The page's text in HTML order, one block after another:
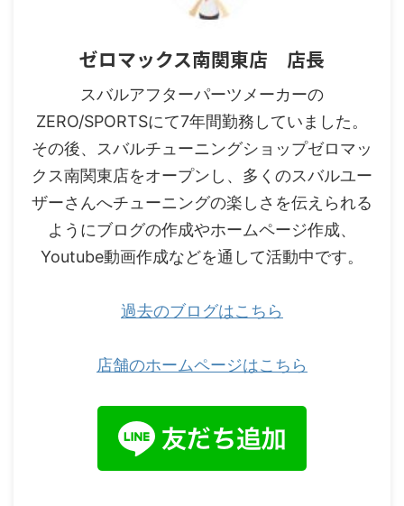
ゼロマックス南関東店 店長
スバルアフターパーツメーカーの
ZERO/SPORTSにて7年間勤務していました。
その後、スバルチューニングショップゼロマッ
クス南関東店をオープンし、多くのスバルユー
ザーさんへチューニングの楽しさを伝えられる
ようにブログの作成やホームページ作成、
Youtube動画作成などを通して活動中です。
過去のブログはこちら
店舗のホームページはこちら